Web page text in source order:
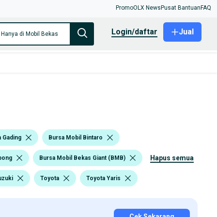
PromoOLX News Pusat Bantuan FAQ
Hanya di Mobil Bekas login/daftar Jual
Gading Bursa Mobil Bintaro
Bursa Mobil Bekas Giant (BMB)
Toyota Toyota Yaris
hapus semua